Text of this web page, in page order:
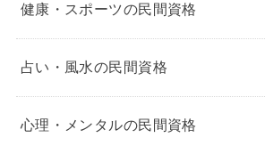
健康・スポーツの民間資格
占い・風水の民間資格
心理・メンタルの民間資格